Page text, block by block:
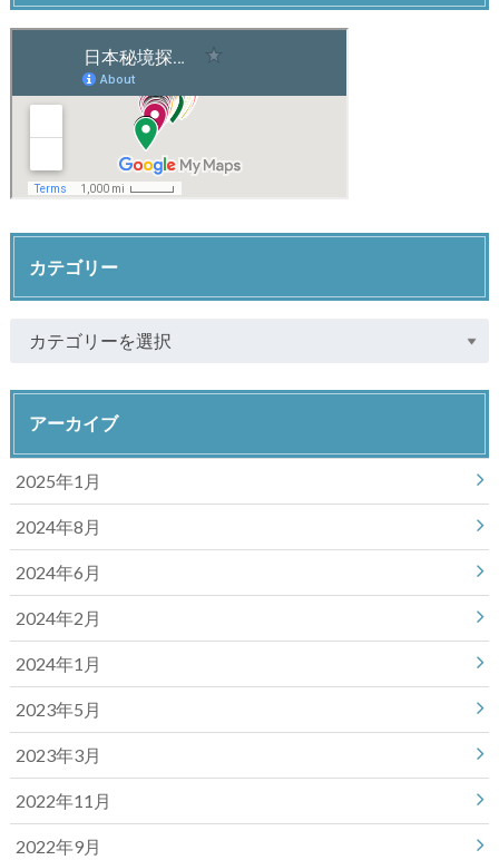
カテゴリー
アーカイブ
2025年1月
2024年8月
2024年6月
2024年2月
2024年1月
2023年5月
2023年3月
2022年11月
2022年9月